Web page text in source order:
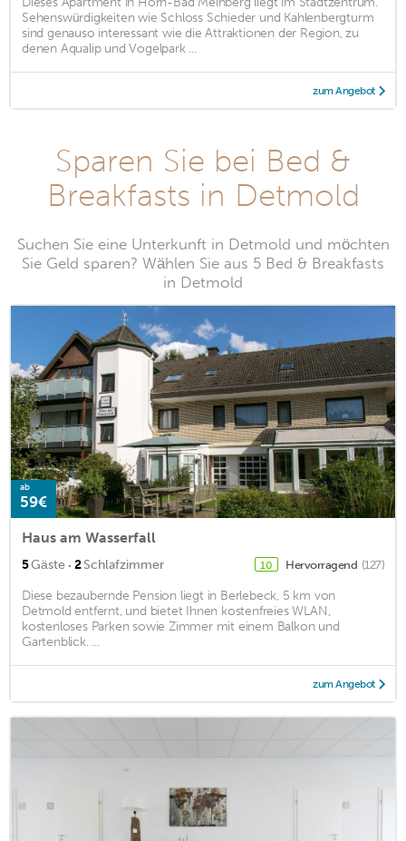
Sehenswürdigkeiten wie Schloss Schieder und Kahlenbergturm
sind genauso interessant wie die Attraktionen der Region, zu
denen Aqualip und Vogelpark ...
zum Angebot
Sparen Sie bei Bed &
Breakfasts in Detmold
Suchen Sie eine Unterkunft in Detmold und möchten
Sie Geld sparen? Wählen Sie aus 5 Bed & Breakfasts
in Detmold
ab
59€
Haus am Wasserfall
5Gäste · 2Schlafzimmer 10 Hervorragend (127)
Diese bezaubernde Pension liegt in Berlebeck, 5 km von
Detmold entfernt, und bietet Ihnen kostenfreies WLAN,
kostenloses Parken sowie Zimmer mit einem Balkon und
Gartenblick. ...
zum Angebot